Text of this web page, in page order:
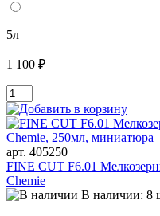
5л
1 100 ₽
арт. 405250
FINE CUT F6.01
Chemie
В наличии: 8